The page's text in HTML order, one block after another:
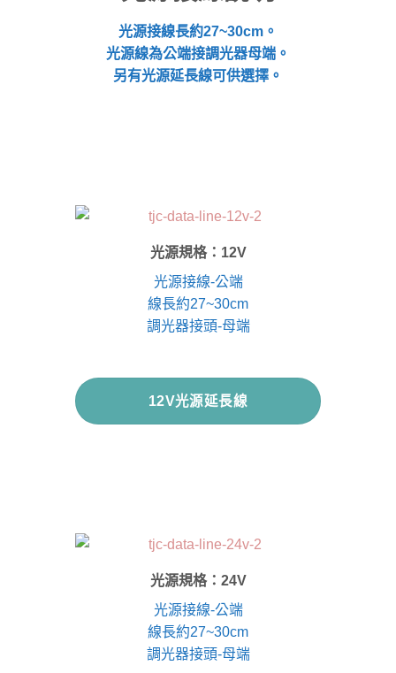
光源接線長約27~30cm。
光源線為公端接調光器母端。
另有光源延長線可供選擇。
光源規格：12V
光源接線-公端
線長約27~30cm
調光器接頭-母端
12V光源延長線
光源規格：24V
光源接線-公端
線長約27~30cm
調光器接頭-母端